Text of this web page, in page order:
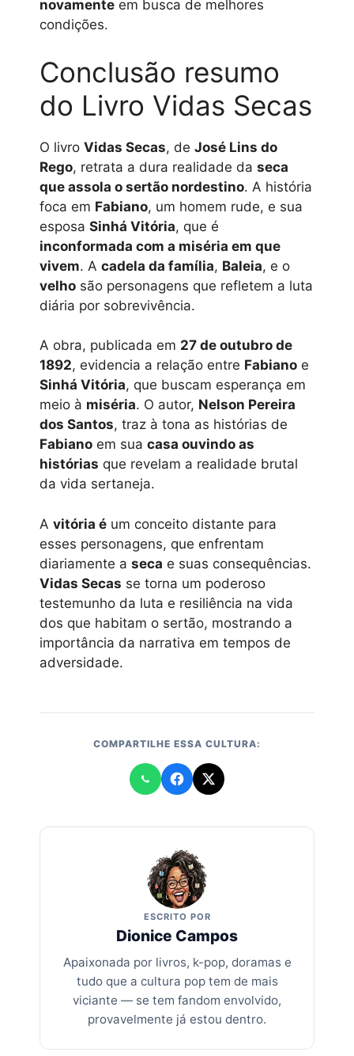
novamente em busca de melhores
condições.
Conclusão resumo
do Livro Vidas Secas
O livro Vidas Secas, de José Lins do
Rego, retrata a dura realidade da seca
que assola o sertão nordestino. A história
foca em Fabiano, um homem rude, e sua
esposa Sinhá Vitória, que é
inconformada com a miséria em que
vivem. A cadela da família, Baleia, e o
velho são personagens que refletem a luta
diária por sobrevivência.
A obra, publicada em 27 de outubro de
1892, evidencia a relação entre Fabiano e
Sinhá Vitória, que buscam esperança em
meio à miséria. O autor, Nelson Pereira
dos Santos, traz à tona as histórias de
Fabiano em sua casa ouvindo as
histórias que revelam a realidade brutal
da vida sertaneja.
A vitória é um conceito distante para
esses personagens, que enfrentam
diariamente a seca e suas consequências.
Vidas Secas se torna um poderoso
testemunho da luta e resiliência na vida
dos que habitam o sertão, mostrando a
importância da narrativa em tempos de
adversidade.
COMPARTILHE ESSA CULTURA:
ESCRITO POR
Dionice Campos
Apaixonada por livros, k-pop, doramas e
tudo que a cultura pop tem de mais
viciante — se tem fandom envolvido,
provavelmente já estou dentro.